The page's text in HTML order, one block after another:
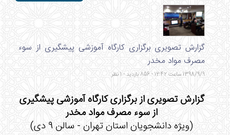
گزارش تصویری برگزاری کارگاه آموزشی پیشگیری از سوء
مصرف مواد مخدر
1398/9/9 ساعت 12:42 - 856 بازدید - 1 نظر
گزارش تصویری از برگزاری کارگاه آموزشی پیشگیری
از سوء مصرف مواد مخدر
(ویژه دانشجویان استان تهران - سالن 9 دی)